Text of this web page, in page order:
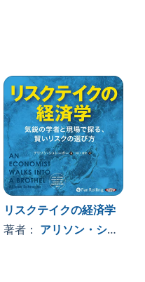
リー、またはアプリ上
、その他
リスクテイクの経済学
著者： アリソン・シュレーガー